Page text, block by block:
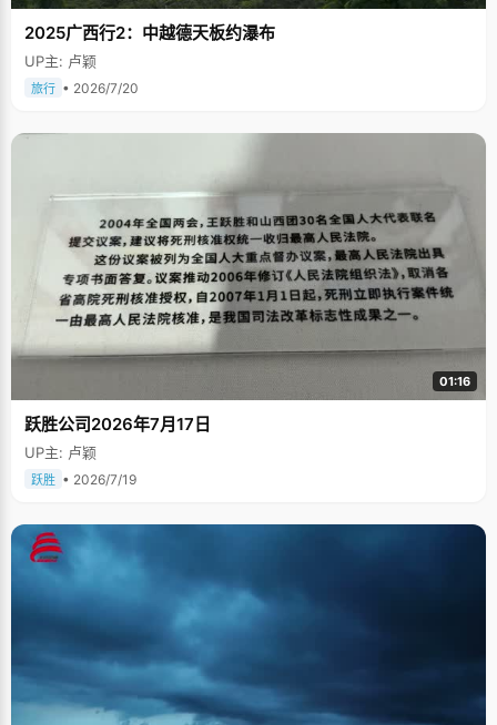
2025广西行2：中越德天板约瀑布
UP主: 卢颖
旅行 • 2026/7/20
01:16
跃胜公司2026年7月17日
UP主: 卢颖
跃胜 • 2026/7/19